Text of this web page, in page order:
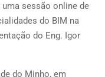
uma sessão online de
do BIM na
do Eng. Igor
do Minho, em